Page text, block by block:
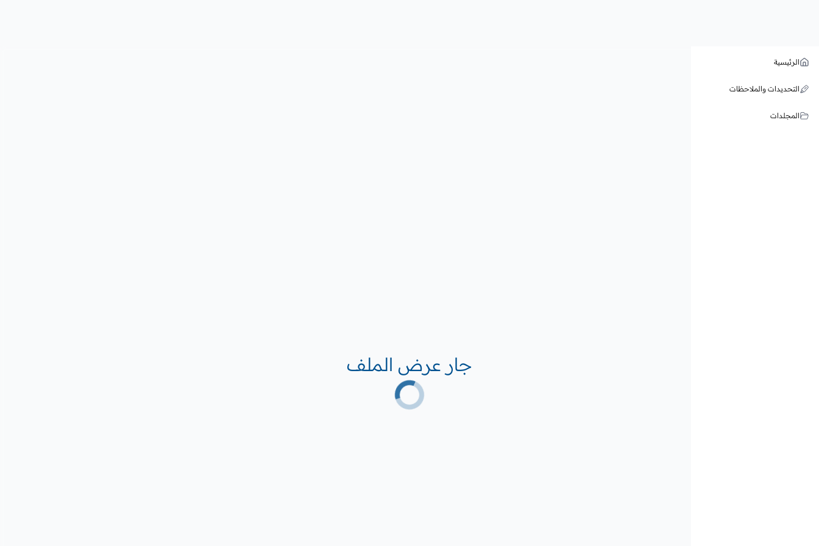
الرئيسية
التحديدات والملاحظات
المجلدات
جار عرض الملف